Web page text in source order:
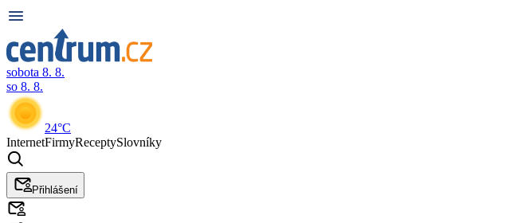
sobota 8. 8.
so 8. 8.
24°C
InternetFirmyReceptySlovníky
Přihlášení